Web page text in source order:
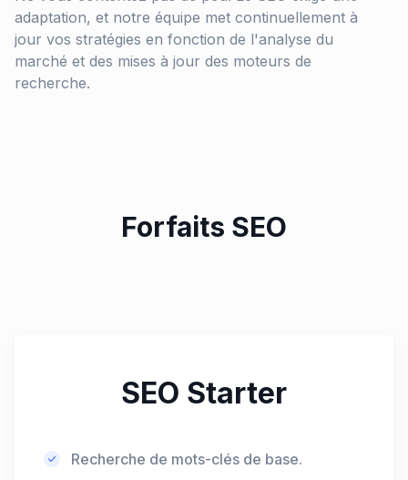
adaptation, et notre équipe met continuellement à
jour vos stratégies en fonction de l'analyse du
marché et des mises à jour des moteurs de
recherche.
Forfaits SEO
SEO Starter
Recherche de mots-clés de base.